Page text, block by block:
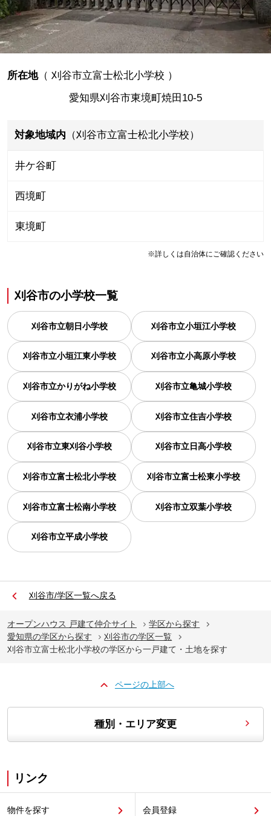
所在地（ 刈谷市立富士松北小学校 ）
愛知県刈谷市東境町焼田10-5
対象地域内 （刈谷市立富士松北小学校）
井ケ谷町
西境町
東境町
※詳しくは自治体にご確認ください
刈谷市の小学校一覧
刈谷市立朝日小学校 刈谷市立小垣江小学校
刈谷市立小垣江東小学校 刈谷市立小高原小学校
刈谷市立かりがね小学校 刈谷市立亀城小学校
刈谷市立衣浦小学校 刈谷市立住吉小学校
刈谷市立東刈谷小学校 刈谷市立日高小学校
刈谷市立富士松北小学校 刈谷市立富士松東小学校
刈谷市立富士松南小学校 刈谷市立双葉小学校
刈谷市立平成小学校
刈谷市/学区一覧へ戻る
オープンハウス 戸建て仲介サイト
学区から探す
愛知県の学区から探す
刈谷市の学区一覧
刈谷市立富士松北小学校の学区から一戸建て・土地を探す
ページの上部へ
種別・エリア変更
リンク
物件を探す 会員登録